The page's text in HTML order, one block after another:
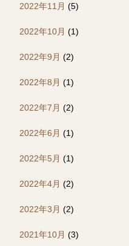
2022年11月 (5)
2022年10月 (1)
2022年9月 (2)
2022年8月 (1)
2022年7月 (2)
2022年6月 (1)
2022年5月 (1)
2022年4月 (2)
2022年3月 (2)
2021年10月 (3)